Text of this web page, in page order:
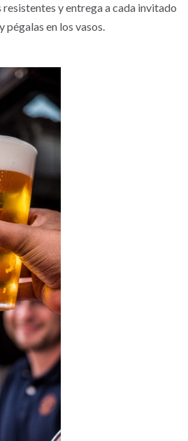
y entrega a cada invitado
pégalas en los vasos.